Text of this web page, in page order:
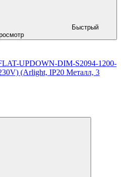
Быстрый
UPDOWN-DIM-S2094-1200-
(Arlight, IP20 Металл, 3